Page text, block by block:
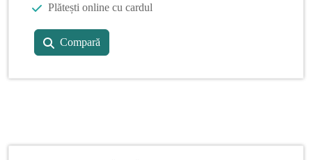
Plătești online cu cardul
Compară